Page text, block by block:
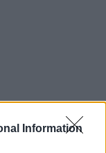
Information